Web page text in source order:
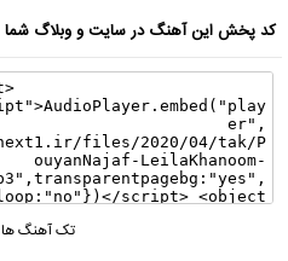
کد پخش این آهنگ در سایت و وبلاگ شما
تک آهنگ ها